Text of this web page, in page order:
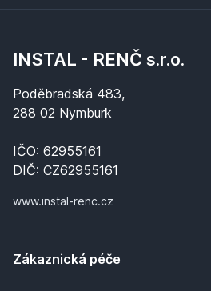
INSTAL - RENČ s.r.o.
Poděbradská 483,
288 02 Nymburk
IČO: 62955161
DIČ: CZ62955161
www.instal-renc.cz
Zákaznická péče